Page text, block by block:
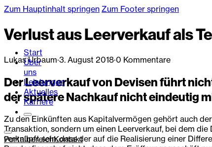
Zum Hauptinhalt springen Zum Footer springen
Start
Über
uns
Leistungen
Aktuelles
Karriere
PortalbereichKontakt
Verlust aus Leerverkauf als
Lukas Urbaum·3. August 2018·0 Kommentare
Der Leerverkauf von Devisen führt
der spätere Nachkauf nicht eindeutig
Zu den Einkünften aus Kapitalvermögen gehört auch
Transaktion, sondern um einen Leerverkauf, bei dem
verknüpft sein, dass der auf die Realisierung einer